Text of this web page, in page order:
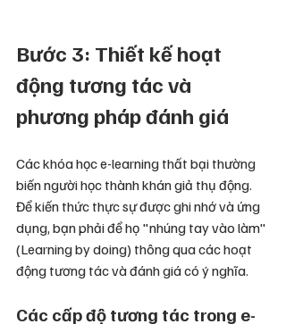
Bước 3: Thiết kế hoạt
động tương tác và
phương pháp đánh giá
Các khóa học e-learning thất bại thường
biến người học thành khán giả thụ động.
Để kiến thức thực sự được ghi nhớ và ứng
dụng, bạn phải để họ "nhúng tay vào làm"
(Learning by doing) thông qua các hoạt
động tương tác và đánh giá có ý nghĩa.
Các cấp độ tương tác trong e-